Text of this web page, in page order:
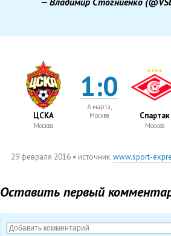
ЦСКА
Москва
1:0
6 марта,
Москва
Спартак
Москва
29 февраля 2016 • источник:www.sport-
Оставить первый